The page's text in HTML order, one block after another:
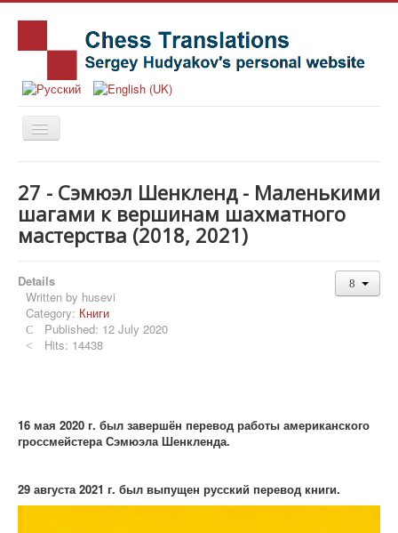
Books
News
History
Notes
Publishing Houses
27 - Сэмюэл Шенкленд - Маленькими
шагами к вершинам шахматного
мастерства (2018, 2021)
Details
Written by husevi
Category: Книги
Published: 12 July 2020
Hits: 14438
16 мая 2020 г. был завершён перевод работы американского
гроссмейстера Сэмюэла Шенкленда.
29 августа 2021 г. был выпущен русский перевод книги.